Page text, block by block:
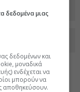
δεδομένα μιας
δεδομένων και
μοναδικά
ενδέχεται να
μπορούν να
αποθηκεύσουν.